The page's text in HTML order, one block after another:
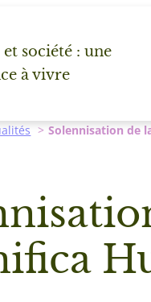
société : une
à vivre
Solennisation de